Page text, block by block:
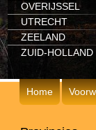
OVERIJSSEL
UTRECHT
ZEELAND
ZUID-HOLLAND
Home